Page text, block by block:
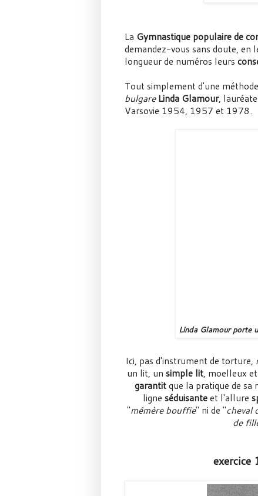
La Gymnastique populaire de
demandez-vous sans doute, en
longueur de numéros leurs
Tout simplement d'une méthode
bulgareLinda Glamour,
Varsovie 1954, 1957 et 1978.
Linda Glamour porte
Ici, pas d'instrument de torture,
un lit, un simple lit, moelleux
garantitque la pratique de sa
ligne séduisanteet l'allure
"mémère bouffie" ni de "cheval
de
exercice